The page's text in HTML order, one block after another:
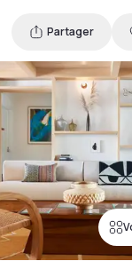
Partager